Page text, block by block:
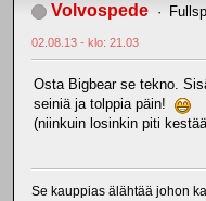
Volvospede
02.08.13 - klo: 21.03
Osta Bigbear se tekno.
seiniä ja tolppia päin!
(niinkuin losinkin piti
Se kauppias älähtää johon